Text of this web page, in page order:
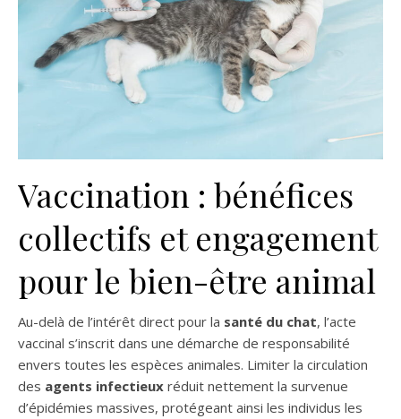
Vaccination : bénéfices
collectifs et engagement
pour le bien-être animal
Au-delà de l’intérêt direct pour la santé du chat, l’acte
vaccinal s’inscrit dans une démarche de responsabilité
envers toutes les espèces animales. Limiter la circulation
des agents infectieux réduit nettement la survenue
d’épidémies massives, protégeant ainsi les individus les